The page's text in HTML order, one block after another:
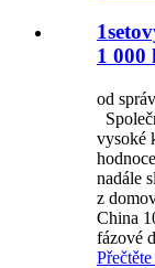
1 000
od
vysoké
nadále
z
China
fázové